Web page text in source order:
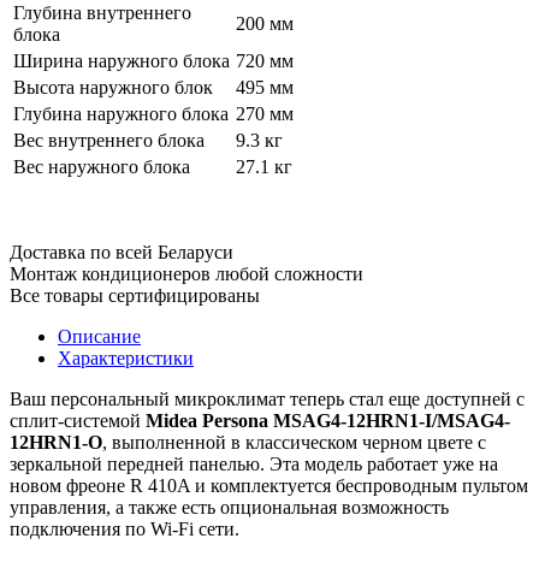
Глубина внутреннего
блока
200 мм
Ширина наружного блока 720 мм
Высота наружного блок
495 мм
Глубина наружного блока 270 мм
Вес внутреннего блока
9.3 кг
Вес наружного блока
27.1 кг
Доставка по всей Беларуси
Монтаж кондиционеров любой сложности
Все товары сертифицированы
Описание
Характеристики
Ваш персональный микроклимат теперь стал еще доступней с
сплит-системой Midea Persona MSAG4-12HRN1-I/MSAG4-
12HRN1-O, выполненной в классическом черном цвете с
зеркальной передней панелью. Эта модель работает уже на
новом фреоне R 410A и комплектуется беспроводным пультом
управления, а также есть опциональная возможность
подключения по Wi-Fi сети.